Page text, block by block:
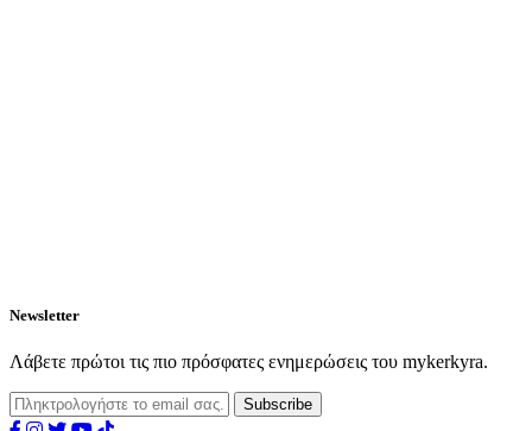
Newsletter
Λάβετε πρώτοι τις πιο πρόσφατες ενημερώσεις του mykerkyra.